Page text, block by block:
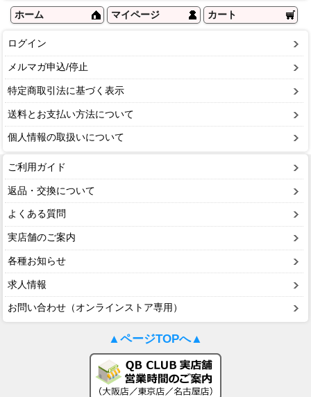
ホーム マイページ カート
ログイン
メルマガ申込/停止
特定商取引法に基づく表示
送料とお支払い方法について
個人情報の取扱いについて
ご利用ガイド
返品・交換について
よくある質問
実店舗のご案内
各種お知らせ
求人情報
お問い合わせ（オンラインストア専用）
▲ページTOPへ▲